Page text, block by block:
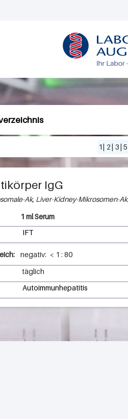
O
1| 2| 3| 5
IgG
Ak, Liver-Kidney-Mikrosomen-Ak
1 ml Serum
IFT
negativ: < 1 : 80
täglich
Autoimmunhepatitis